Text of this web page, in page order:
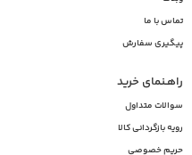
تماس با ما
پیگیری سفارش
راهـنمای خرید
سوالات متداول
رویه بازگردانی کالا
حریم خصوصی